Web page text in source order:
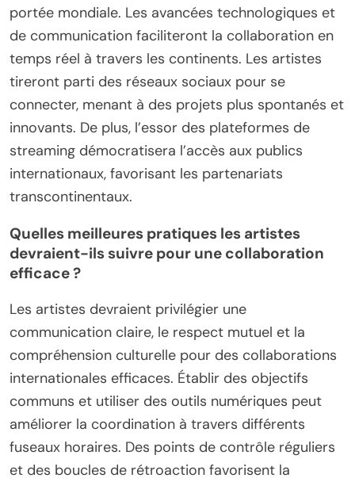
portée mondiale. Les avancées technologiques et
de communication faciliteront la collaboration en
temps réel à travers les continents. Les artistes
tireront parti des réseaux sociaux pour se
connecter, menant à des projets plus spontanés et
innovants. De plus, l’essor des plateformes de
streaming démocratisera l’accès aux publics
internationaux, favorisant les partenariats
transcontinentaux.
Quelles meilleures pratiques les artistes
devraient-ils suivre pour une collaboration
efficace ?
Les artistes devraient privilégier une
communication claire, le respect mutuel et la
compréhension culturelle pour des collaborations
internationales efficaces. Établir des objectifs
communs et utiliser des outils numériques peut
améliorer la coordination à travers différents
fuseaux horaires. Des points de contrôle réguliers
et des boucles de rétroaction favorisent la